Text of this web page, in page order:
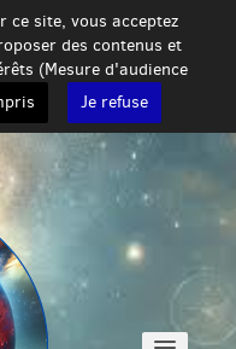
site, vous acceptez
des contenus et
(Mesure d'audience
Je refuse